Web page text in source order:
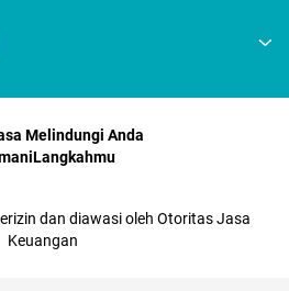
Melindungi Anda
dan diawasi oleh Otoritas Jasa
Keuangan